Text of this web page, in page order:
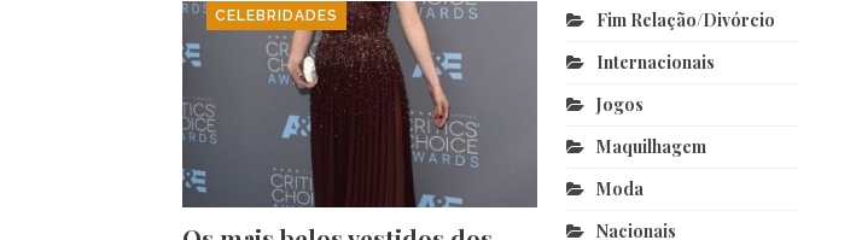
CELEBRIDADES
Fim Relação/divórcio
Internacionais
Jogos
Maquilhagem
Moda
Nacionais